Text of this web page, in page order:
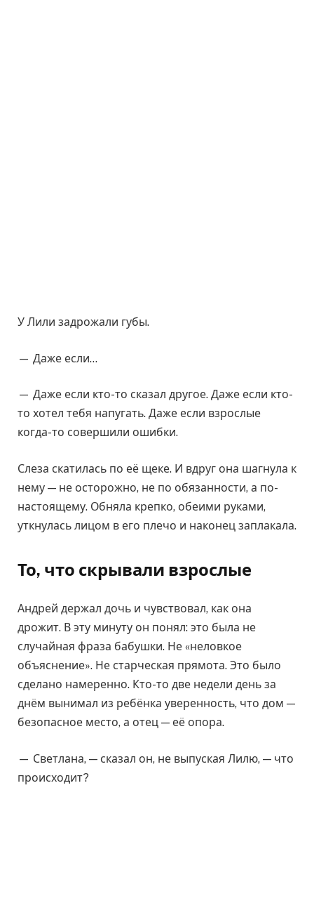
У Лили задрожали губы.
— Даже если…
— Даже если кто-то сказал другое. Даже если кто-
то хотел тебя напугать. Даже если взрослые
когда-то совершили ошибки.
Слеза скатилась по её щеке. И вдруг она шагнула к
нему — не осторожно, не по обязанности, а по-
настоящему. Обняла крепко, обеими руками,
уткнулась лицом в его плечо и наконец заплакала.
То, что скрывали взрослые
Андрей держал дочь и чувствовал, как она
дрожит. В эту минуту он понял: это была не
случайная фраза бабушки. Не «неловкое
объяснение». Не старческая прямота. Это было
сделано намеренно. Кто-то две недели день за
днём вынимал из ребёнка уверенность, что дом —
безопасное место, а отец — её опора.
— Светлана, — сказал он, не выпуская Лилю, — что
происходит?